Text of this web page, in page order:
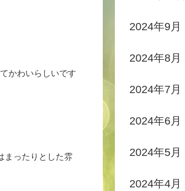
かわいらしいです
まったりとした雰
2024年9月
2024年8月
2024年7月
2024年6月
2024年5月
2024年4月